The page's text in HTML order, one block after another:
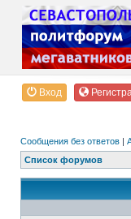
Вход
Сообщения без ответов |
Список форумов